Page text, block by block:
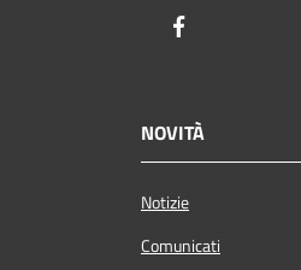
NOVITÀ
Notizie
Comunicati